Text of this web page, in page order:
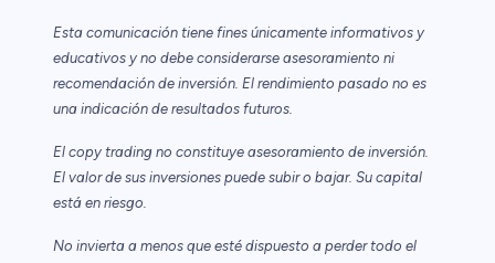
Esta comunicación tiene fines únicamente informativos y
educativos y no debe considerarse asesoramiento ni
recomendación de inversión. El rendimiento pasado no es
una indicación de resultados futuros.
El copy trading no constituye asesoramiento de inversión.
El valor de sus inversiones puede subir o bajar. Su capital
está en riesgo.
No invierta a menos que esté dispuesto a perder todo el